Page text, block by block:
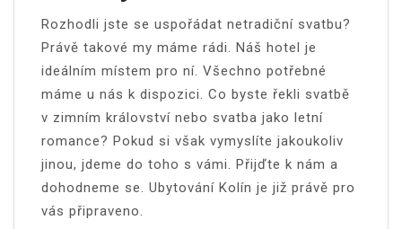
Rozhodli jste se uspořádat netradiční svatbu?
Právě takové my máme rádi. Náš hotel je
ideálním místem pro ní. Všechno potřebné
máme u nás k dispozici. Co byste řekli svatbě
v zimním království nebo svatba jako letní
romance? Pokud si však vymyslíte jakoukoliv
jinou, jdeme do toho s vámi. Přijďte k nám a
dohodneme se. Ubytování Kolín je již právě pro
vás připraveno.